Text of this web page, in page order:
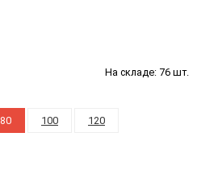
На складе: 76 шт.
80 100
120